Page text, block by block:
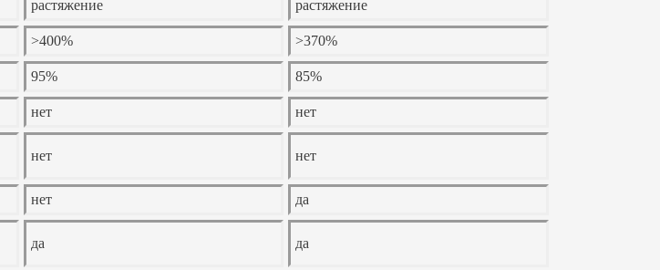
растяжение растяжение
>400% >370%
95% 85%
нет нет
нет нет
нет да
да да